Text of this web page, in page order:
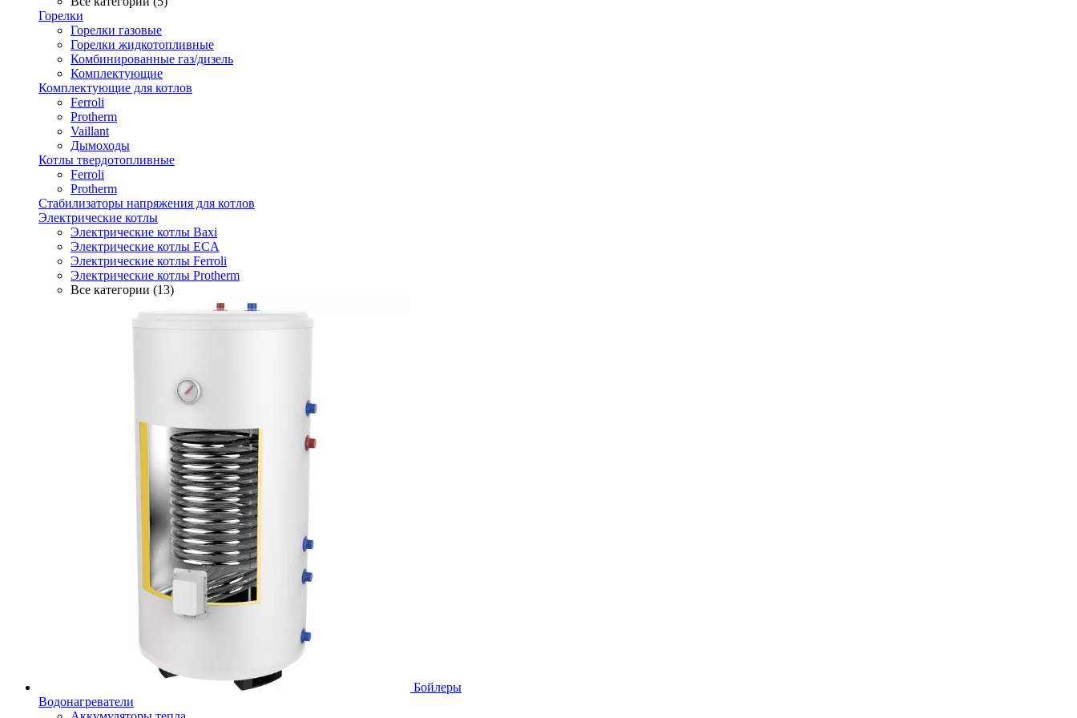
Горелки
Горелки газовые
Горелки жидкотопливные
Комбинированные газ/дизель
Комплектующие
Комплектующие для котлов
Ferroli
Protherm
Vaillant
Дымоходы
Котлы твердотопливные
Ferroli
Protherm
Стабилизаторы напряжения для котлов
Электрические котлы
Электрические котлы Baxi
Электрические котлы ECA
Электрические котлы Ferroli
Электрические котлы Protherm
Все категории (13)
Бойлеры
Водонагреватели